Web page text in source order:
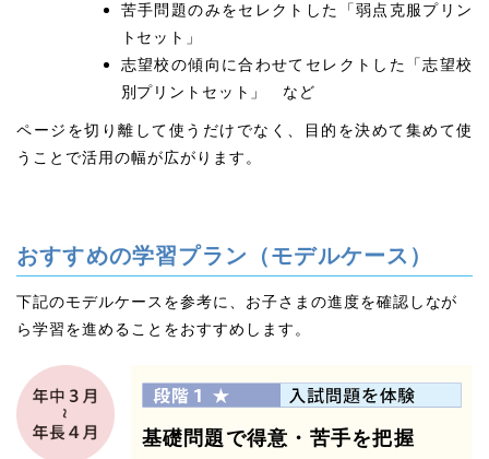
苦手問題のみをセレクトした「弱点克服プリン
トセット」
志望校の傾向に合わせてセレクトした「志望校
別プリントセット」 など
ページを切り離して使うだけでなく、目的を決めて集めて使
うことで活用の幅が広がります。
おすすめの学習プラン（モデルケース）
下記のモデルケースを参考に、お子さまの進度を確認しなが
ら学習を進めることをおすすめします。
基礎問題で得意・苦手を把握